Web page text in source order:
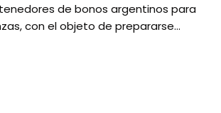
de bonos argentinos para
con el objeto de prepararse…